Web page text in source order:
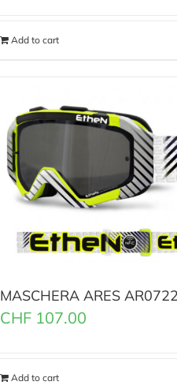
Add to cart
MASCHERA ARES AR0722
CHF 107.00
Add to cart